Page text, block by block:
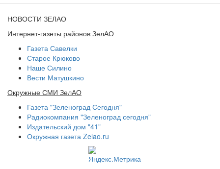
НОВОСТИ ЗЕЛАО
Интернет-газеты районов ЗелАО
Газета Савелки
Старое Крюково
Наше Силино
Вести Матушкино
Окружные СМИ ЗелАО
Газета "Зеленоград Сегодня"
Радиокомпания "Зеленоград сегодня"
Издательский дом "41"
Окружная газета Zelao.ru